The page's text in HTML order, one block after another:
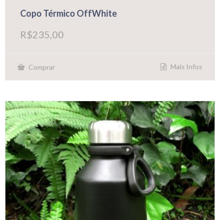
Copo Térmico OffWhite
R$235,00
Comprar Mais Infos